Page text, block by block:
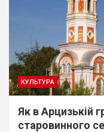
КУЛЬТУРА
Як в Арцизькій
старовинного